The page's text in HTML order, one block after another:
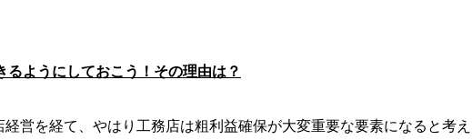
るようにしておこう！その理由は？
営を経て、やはり工務店は粗利益確保が大変重要な要素になると考え